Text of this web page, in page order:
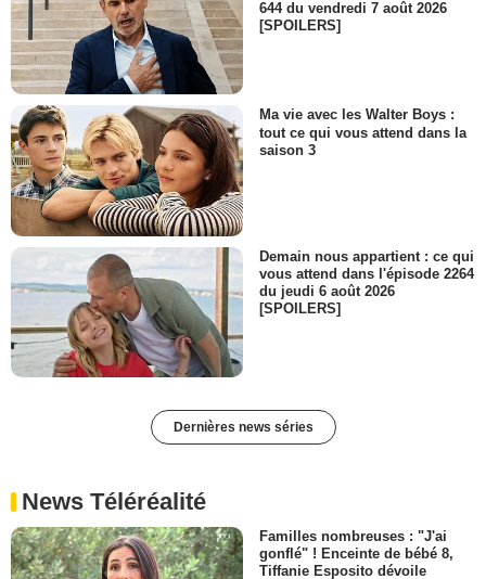
644 du vendredi 7 août 2026
[SPOILERS]
Ma vie avec les Walter Boys :
tout ce qui vous attend dans la
saison 3
Demain nous appartient : ce qui
vous attend dans l'épisode 2264
du jeudi 6 août 2026
[SPOILERS]
Dernières news séries
News Téléréalité
Familles nombreuses : "J'ai
gonflé" ! Enceinte de bébé 8,
Tiffanie Esposito dévoile